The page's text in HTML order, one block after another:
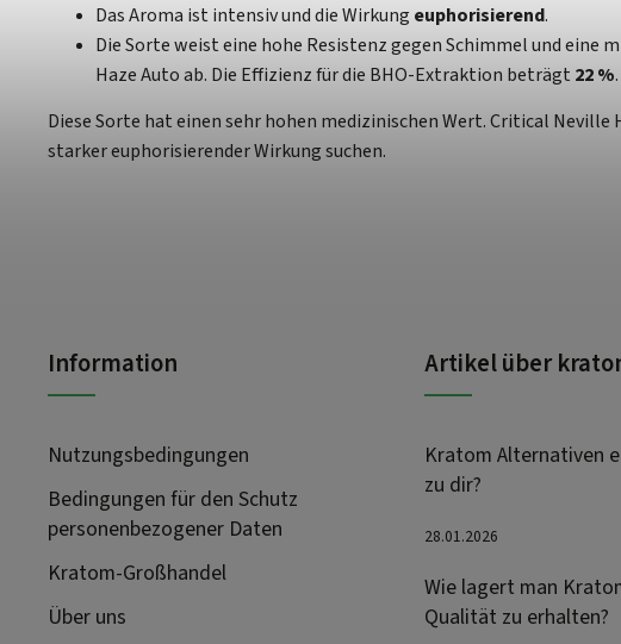
Das Aroma ist intensiv und die Wirkung euphorisierend.
Die Sorte weist eine hohe Resistenz gegen Schimmel und
Haze Auto ab. Die Effizienz für die BHO-Extraktion beträgt22 %.
Diese Sorte hat einen sehr hohen medizinischen Wert. Critical
starker euphorisierender Wirkung suchen.
Information
Nutzungsbedingungen
Bedingungen für den Schutz
personenbezogener Daten
Kratom-Großhandel
Über uns
Artikel über
Kratom Alternativen
zu dir?
28.01.2026
Wie lagert man
Qualität zu erhalten?